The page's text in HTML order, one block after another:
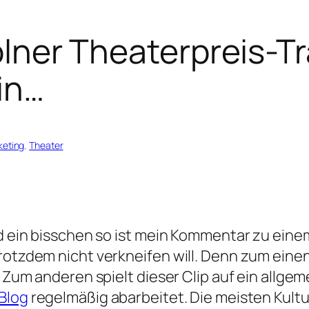
Theaterpreis-
, Theater
ein bisschen so ist mein Kommentar zu
nicht verkneifen will. Denn zum
anderen spielt dieser Clip auf ein
regelmäßig abarbeitet. Die meisten